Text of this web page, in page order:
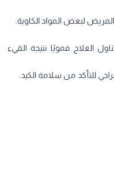
لبعض المواد الكاوية.
العلاج فمويًا نتيجة القيء
للتأكد من سلامة الكبد.